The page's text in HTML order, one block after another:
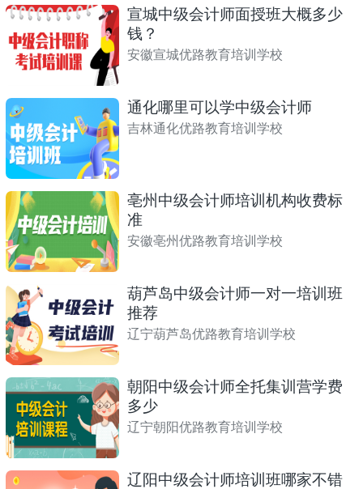
宣城中级会计师面授班大概多少
钱？
安徽宣城优路教育培训学校
通化哪里可以学中级会计师
吉林通化优路教育培训学校
亳州中级会计师培训机构收费标
准
安徽亳州优路教育培训学校
葫芦岛中级会计师一对一培训班
推荐
辽宁葫芦岛优路教育培训学校
朝阳中级会计师全托集训营学费
多少
辽宁朝阳优路教育培训学校
辽阳中级会计师培训班哪家不错